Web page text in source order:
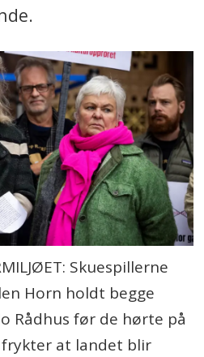
Skuespillerne
Horn holdt begge
Rådhus før de hørte på
at landet blir